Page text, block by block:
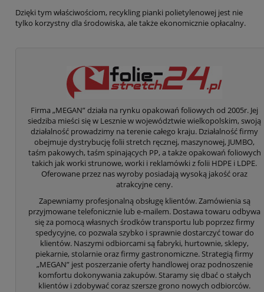
Dzięki tym właściwościom, recykling pianki polietylenowej jest nie
tylko korzystny dla środowiska, ale także ekonomicznie opłacalny.
Firma „MEGAN” działa na rynku opakowań foliowych od 2005r. Jej
siedziba mieści się w Lesznie w województwie wielkopolskim, swoją
działalność prowadzimy na terenie całego kraju. Działalność firmy
obejmuje dystrybucję folii stretch ręcznej, maszynowej, JUMBO,
taśm pakowych, taśm spinających PP, a także opakowań foliowych
takich jak worki strunowe, worki i reklamówki z folii HDPE i LDPE.
Oferowane przez nas wyroby posiadają wysoką jakość oraz
atrakcyjne ceny.
Zapewniamy profesjonalną obsługę klientów. Zamówienia są
przyjmowane telefonicznie lub e-mailem. Dostawa towaru odbywa
się za pomocą własnych środków transportu lub poprzez firmy
spedycyjne, co pozwala szybko i sprawnie dostarczyć towar do
klientów. Naszymi odbiorcami są fabryki, hurtownie, sklepy,
piekarnie, stolarnie oraz firmy gastronomiczne. Strategią firmy
„MEGAN” jest poszerzanie oferty handlowej oraz podnoszenie
komfortu dokonywania zakupów. Staramy się dbać o stałych
klientów i zdobywać coraz szersze grono nowych odbiorców.